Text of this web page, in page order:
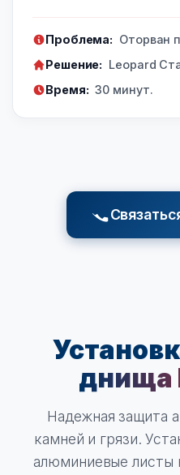
Проблема: Оторван
Решение: Leopard
Время: 30 минут.
днища
Надежная защита
камней и грязи.
алюминиевые листы